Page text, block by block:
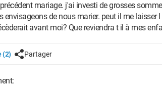
mariage. j'ai investi de grosses
envisageons de nous marier. peut il me laisser
avant moi? Que reviendra t il à mes
(2) Partager